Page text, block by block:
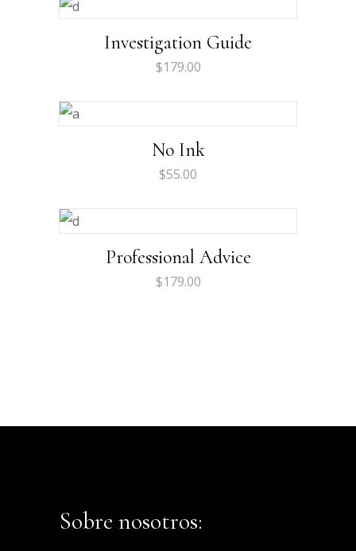
Investigation Guide
$179.00
No Ink
$55.00
Professional Advice
$179.00
Sobre nosotros: